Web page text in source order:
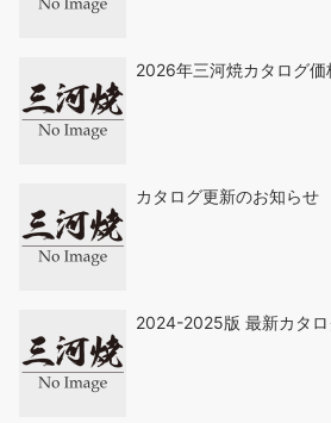
2026年三河焼カタログ価
カタログ更新のお知らせ
2024-2025版 最新カタロ